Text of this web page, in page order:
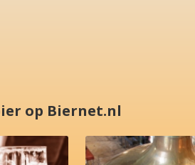
op Biernet.nl